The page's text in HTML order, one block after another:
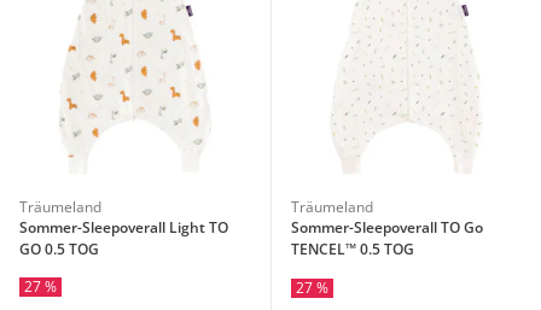
Träumeland
Sommer-Sleepoverall Light TO
GO 0.5 TOG
27 %
Träumeland
Sommer-Sleepoverall TO Go
TENCEL™ 0.5 TOG
27 %